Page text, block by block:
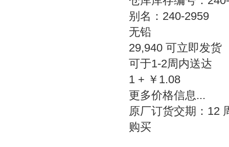
别名：240-2959
无铅
29,940 可立即发货
可于1-2周内送达
1 + ￥1.08
更多价格信息...
原厂订货交期：12
购买